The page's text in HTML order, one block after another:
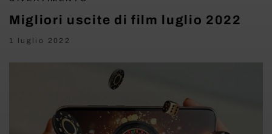
Migliori uscite di film luglio 2022
1 luglio 2022